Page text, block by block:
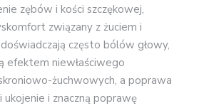
zębów i kości szczękowej,
związany z żuciem i
często bólów głowy,
efektem niewłaściwego
żuchwowych, a poprawa
i znaczną poprawę